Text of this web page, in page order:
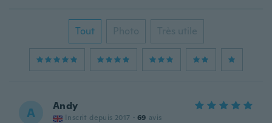
Tout Photo Très utile
A Andy
Inscrit depuis 2017 · 69 avis